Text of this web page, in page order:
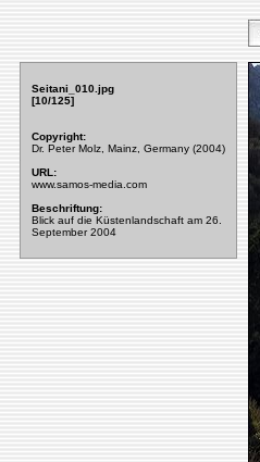
Seitani_010.jpg
[10/125]
Copyright:
Dr. Peter Molz, Mainz, Germany (2004)
URL:
www.samos-media.com
Beschriftung:
Blick auf die Küstenlandschaft am 26.
September 2004